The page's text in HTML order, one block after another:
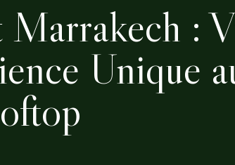
Marrakech :
Unique